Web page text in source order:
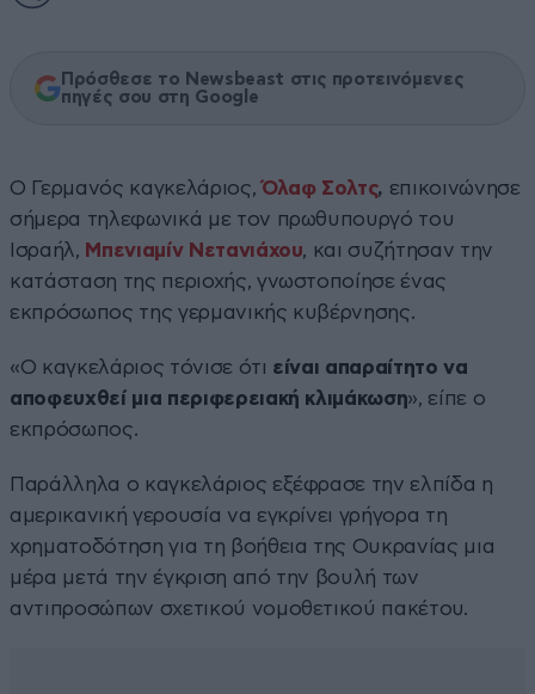
Πρόσθεσε το Newsbeast στις προτεινόμενες
πηγές σου στη Google
Ο Γερμανός καγκελάριος,Όλαφ Σολτς, επικοινώνησε
σήμερα τηλεφωνικά με τον πρωθυπουργό του
Ισραήλ, Μπενιαμίν Νετανιάχου, και συζήτησαν την
κατάσταση της περιοχής, γνωστοποίησε ένας
εκπρόσωπος της γερμανικής κυβέρνησης.
«Ο καγκελάριος τόνισε ότι είναι απαραίτητο να
αποφευχθεί μια περιφερειακή κλιμάκωση», είπε ο
εκπρόσωπος.
Παράλληλα ο καγκελάριος εξέφρασε την ελπίδα η
αμερικανική γερουσία να εγκρίνει γρήγορα τη
χρηματοδότηση για τη βοήθεια της Ουκρανίας μια
μέρα μετά την έγκριση από την βουλή των
αντιπροσώπων σχετικού νομοθετικού πακέτου.